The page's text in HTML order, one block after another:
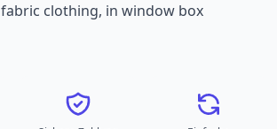
clothing, in window box